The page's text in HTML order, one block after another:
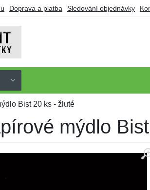
Doprava a platba Sledování objednávky
Bist 20 ks - žluté
mýdlo